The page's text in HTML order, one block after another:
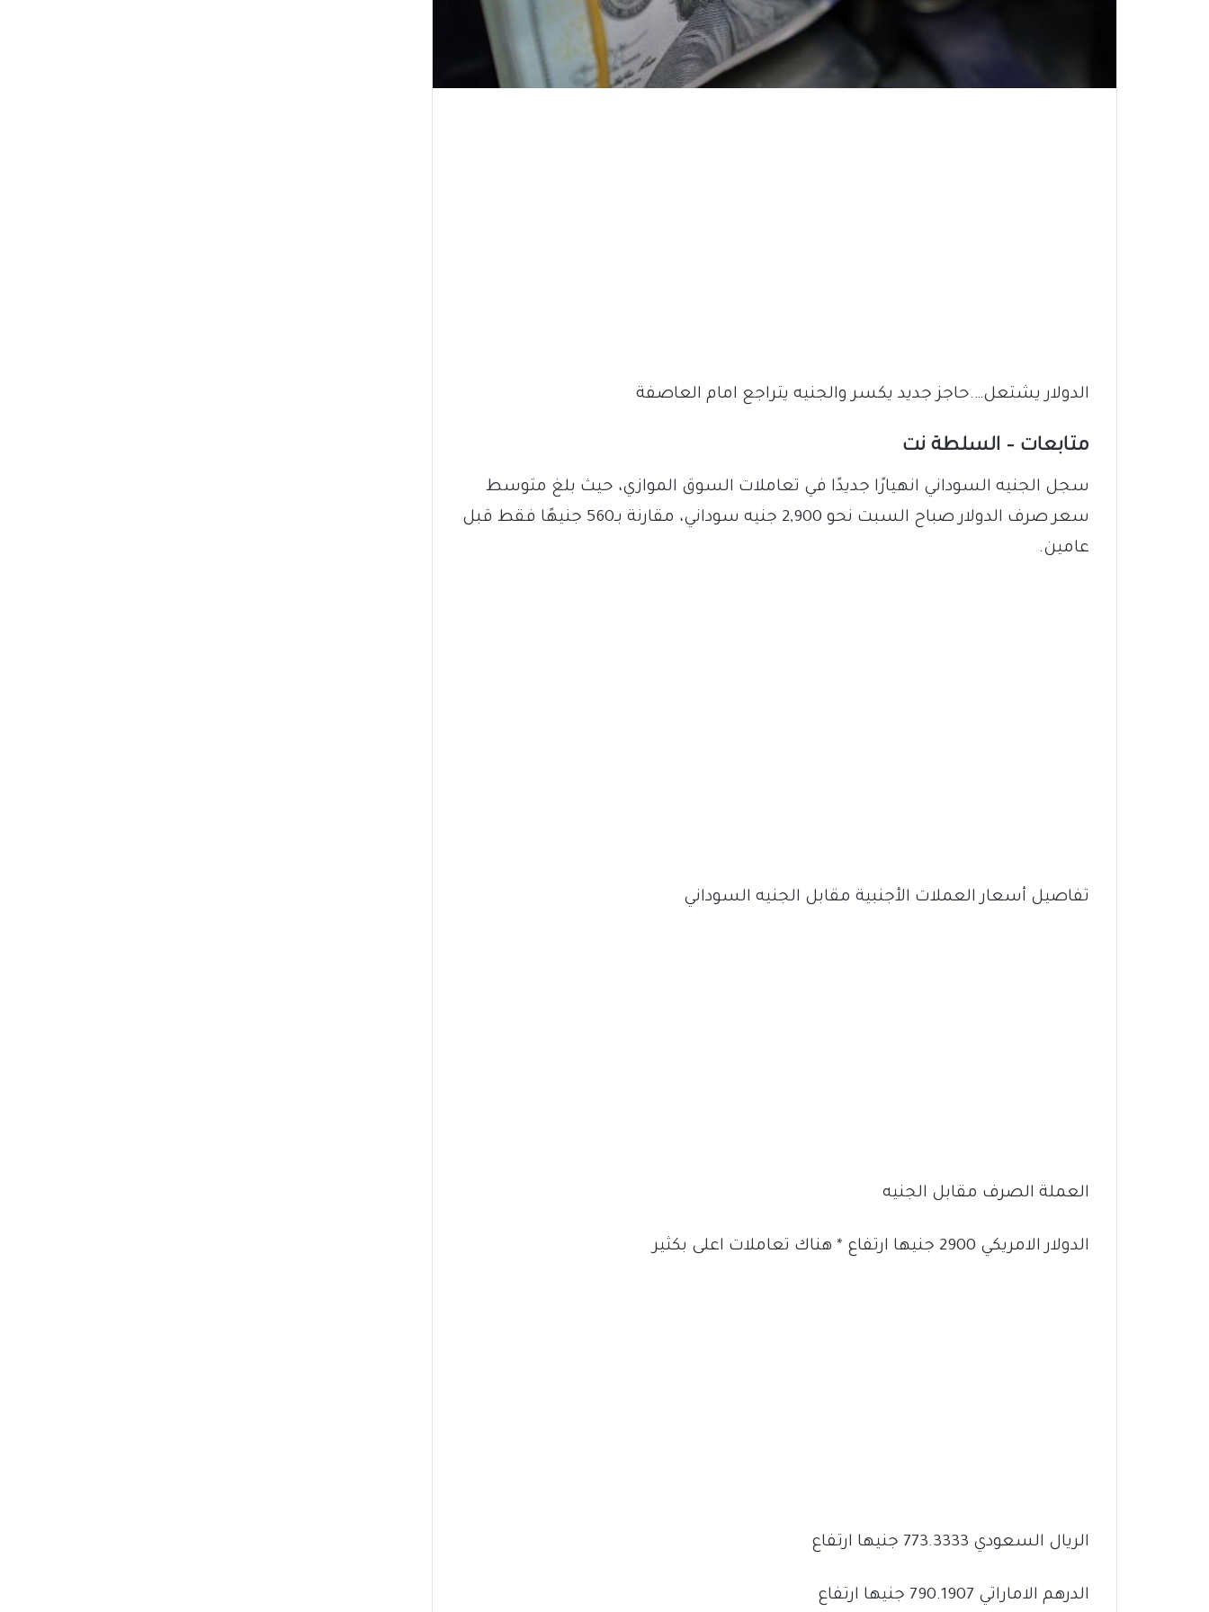
الدولار يشتعل….حاجز جديد يكسر والجنيه يتراجع امام العاصفة
متابعات – السلطة نت
سجل الجنيه السوداني انهيارًا جديدًا في تعاملات السوق الموازي، حيث بلغ متوسط
سعر صرف الدولار صباح السبت نحو 2,900 جنيه سوداني، مقارنة بـ560 جنيهًا فقط قبل
عامين.
تفاصيل أسعار العملات الأجنبية مقابل الجنيه السوداني
العملة الصرف مقابل الجنيه
الدولار الامريكي 2900 جنيها ارتفاع * هناك تعاملات اعلى بكثير
الريال السعودي 773.3333 جنيها ارتفاع
الدرهم الاماراتي 790.1907 جنيها ارتفاع